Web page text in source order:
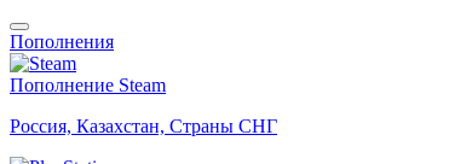
Пополнения
Пополнение Steam
Россия, Казахстан, Страны СНГ